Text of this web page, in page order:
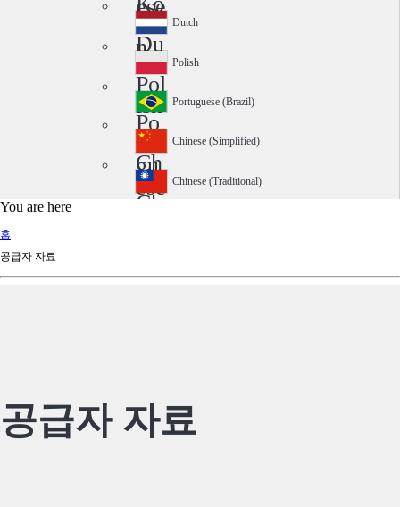
ese
rea
n
Du
tch
Dutch
Pol
ish
Polish
Po
rtu
gu
ese
Portuguese (Brazil)
Ch
ine
se
lifi
Chinese (Simplified)
Ch
Chinese (Traditional)
You are here
홈
공급자 자료
공급자 자료